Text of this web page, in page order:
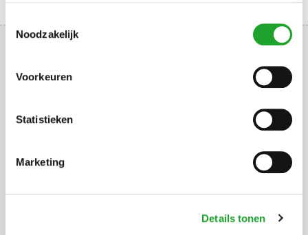
Noodzakelijk
Voorkeuren
Statistieken
Marketing
Details tonen